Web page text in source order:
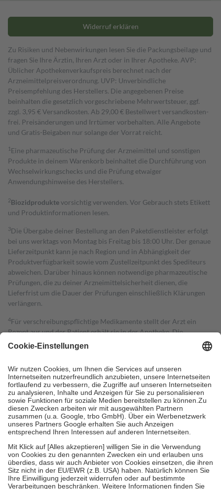
Widerruf erklären
Zu Risiken und Nebenwirkungen lesen Sie die Packungsbeilage und
fragen Sie Ihre Ärztin, Ihren Arzt oder in Ihrer Apotheke. AVP:
Üblicher Apothekenverkaufspreis berechnet nach der
Arzneimittelpreisverordnung. UVP: Unverbindliche
Preisempfehlung des Herstellers. Die angegebenen Preise
beinhalten die gesetzlich vorgeschriebene Mehrwertsteuer, ggf.
zzgl. 3,95 € Versandkosten. Ab 29,00 € Bestell­wert versand­kosten­
frei. Preisänderungen und Irrtümer vorbehalten. Alle Angebote
und Gratis-Beigaben nur solange der Vorrat reicht.
1 Eine pharmazeutische Prüfung der Arzneimittel und sonstigen
Produkte in deinem Warenkorb beinhaltet die Durchführung von
Wechselwirkungschecks und die Prüfung etwaiger
Anwendungshinweise des Herstellers.
2Biozidproduktevorsichtig verwenden. Vor Gebrauch stets Etikett
und Produktinformationen lesen.
3Die Übergabe deiner Bestellung an den Paketdienstleister erfolgt
bei uns werktags von Montag bis Freitag bis 18:00 Uhr. Der genaue
Lieferzeitpunkt kann je nach Region und in Abhängigkeit der
Produktverfügbarkeit sowie vom Zustellzeitpunkt des Spediteurs
abweichen. Darüber hinaus können notwendige pharmazeutische
Prüfungen, die zu deiner Arzneimittelsicherheit dienen, die
Lieferfrist um die Dauer der Prüfungen einschließlich Klärungen
verlängern.
4Für verschreibungspflichtige Medikamente stellt der Arzt ein
Rezept aus und der Patient erhält sie in der Apotheke. Die
gesetzliche Krankenversicherung übernimmt in der Regel die
Kosten dafür, der Versicherte trägt einen Teil davon als Zuzahlung
Grundsätzlich leisten Mitglieder Zuzahlungen in Höhe von zehn
Prozent des Abgabepreises,mindestens jedochfünf Euround
höchstens zehn Euro.Es sind jedoch nie mehr als die tatsächlichen
Kosten der Leistung zu entrichten.
Diese Regeln gelten grundsätzlich auch für Online-Apotheken.
Bei Heilmitteln und häuslicher Krankenpflege beträgt die
Zuzahlung zehn Prozent der Kosten sowie zehn Euro je
Verordnung.
Um das Engagement der Versicherten für ihre eigene Gesundheit zu
stärken und die besondere Stellung der Familie zu unterstützen,
fallenkeine Zuzahlungenan bei:
• Kindern und Jugendlichen bis zum vollendeten 18. Lebensjahr